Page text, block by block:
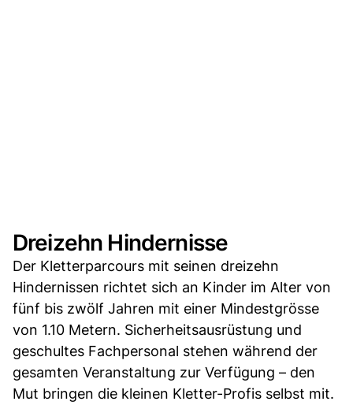
Dreizehn Hindernisse
Der Kletterparcours mit seinen dreizehn
Hindernissen richtet sich an Kinder im Alter von
fünf bis zwölf Jahren mit einer Mindestgrösse
von 1.10 Metern. Sicherheitsausrüstung und
geschultes Fachpersonal stehen während der
gesamten Veranstaltung zur Verfügung – den
Mut bringen die kleinen Kletter-Profis selbst mit.